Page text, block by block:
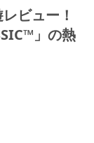
ビュー！
」の熱